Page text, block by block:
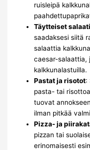
ruisleipä
Täytteiset
saadaksesi siitä
salaattia
caesar-salaattia,
kalkkunalastuilla.
Pastat ja risotot:
pasta- tai
tuovat
ilman pitkää
Pizza- ja
pizzan tai
erinomaisesti